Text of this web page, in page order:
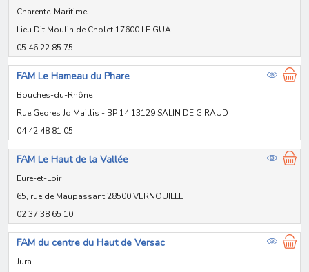
Charente-Maritime
Lieu Dit Moulin de Cholet 17600 LE GUA
05 46 22 85 75
FAM Le Hameau du Phare
Bouches-du-Rhône
Rue Geores Jo Maillis - BP 14 13129 SALIN DE GIRAUD
04 42 48 81 05
FAM Le Haut de la Vallée
Eure-et-Loir
65, rue de Maupassant 28500 VERNOUILLET
02 37 38 65 10
FAM du centre du Haut de Versac
Jura